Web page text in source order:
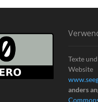
Texte
Website
anders